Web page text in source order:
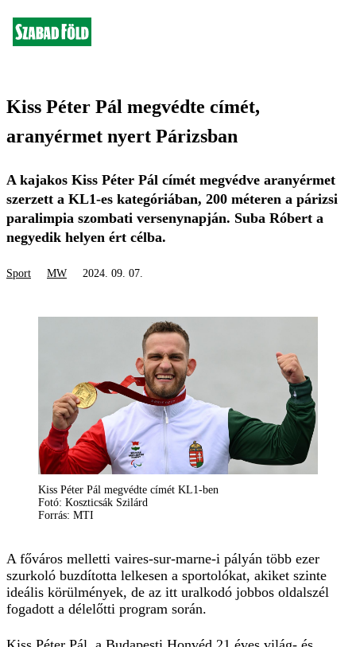
Kiss Péter Pál megvédte címét,
aranyérmet nyert Párizsban
A kajakos Kiss Péter Pál címét megvédve aranyérmet
szerzett a KL1-es kategóriában, 200 méteren a párizsi
paralimpia szombati versenynapján. Suba Róbert a
negyedik helyen ért célba.
Sport MW 2024. 09. 07.
Kiss Péter Pál megvédte címét KL1-ben
Fotó: Koszticsák Szilárd
Forrás: MTI
A főváros melletti vaires-sur-marne-i pályán több ezer
szurkoló buzdította lelkesen a sportolókat, akiket szinte
ideális körülmények, de az itt uralkodó jobbos oldalszél
fogadott a délelőtti program során.